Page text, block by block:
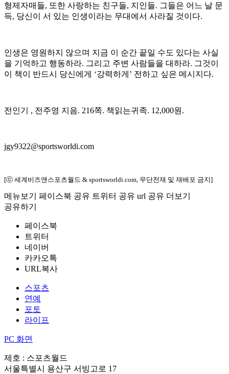
형제자매들, 또한 사랑하는 친구들, 지인들. 그들은 어느 날 문
득, 당신이 서 있는 인생이라는 무대에서 사라질 것이다.
인생은 영원하지 않으며 지금 이 순간 끝일 수도 있다는 사실
을 기억하고 행동하라. 그리고 주변 사람들을 대하라. 그것이
이 책이 반드시 당신에게 ‘강력하게’ 전하고 싶은 메시지다.
전인기 , 전주영 지음. 216쪽. 책읽는귀족. 12,000원.
jgy9322@sportsworldi.com
[ⓒ 세계비즈앤스포츠월드 & sportsworldi.com, 무단전재 및 재배포 금지]
메뉴보기 페이스북 공유 트위터 공유 url 공유 더보기
공유하기
페이스북
트위터
네이버
카카오톡
URL복사
스포츠
연예
포토
라이프
PC 화면
제호 : 스포츠월드
서울특별시 용산구 서빙고로 17